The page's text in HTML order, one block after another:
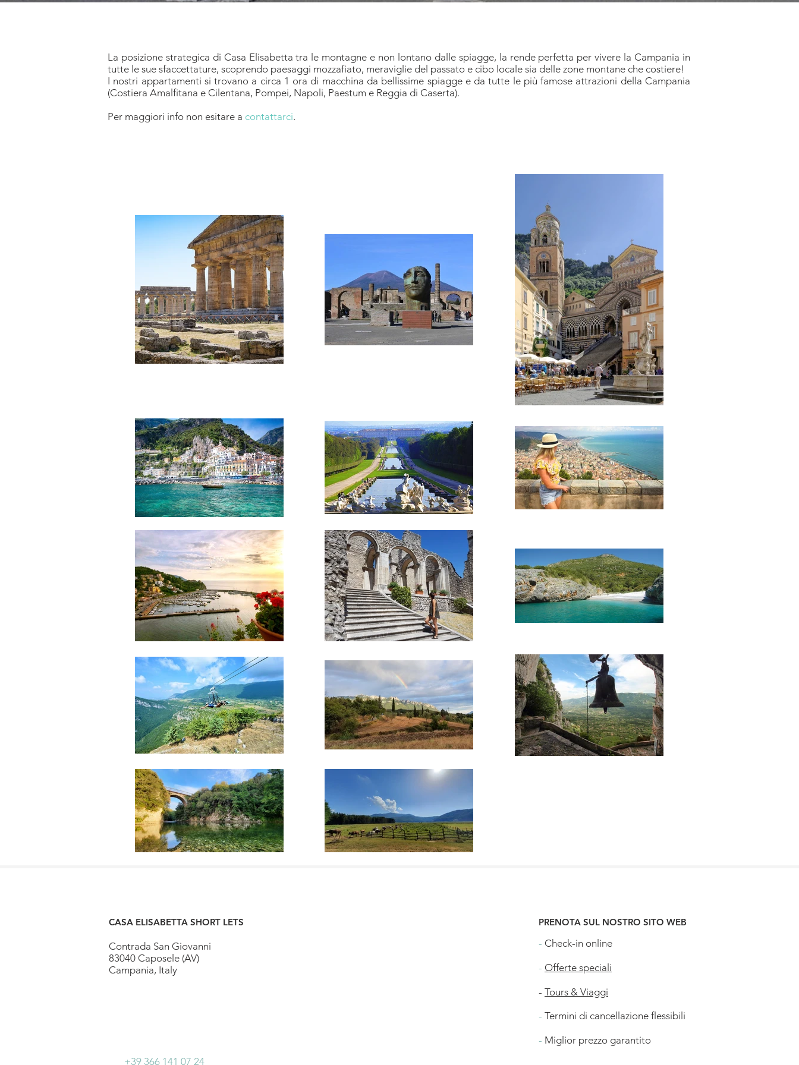
La posizione strategica di Casa Elisabetta tra le montagne e non lontano dalle spiagge, la rende perfetta per vivere la Campania in
tutte le sue sfaccettature, scoprendo paesaggi mozzafiato, meraviglie del passato e cibo locale sia delle zone montane che costiere!
I nostri appartamenti si trovano a circa 1 ora di macchina da bellissime spiagge e da tutte le più famose attrazioni della Campania
(Costiera Amalfitana e Cilentana, Pompei, Napoli, Paestum e Reggia di Caserta).
Per maggiori info non esitare a contattarci.
CASA ELISABETTA SHORT LETS
Contrada San Giovanni
83040 Caposele (AV)
Campania, Italy
+39 366 141 07 24
PRENOTA SUL NOSTRO SITO WEB
- Check-in online
- Offerte speciali
- Tours & Viaggi
- Termini di cancellazione flessibili
- Miglior prezzo garantito